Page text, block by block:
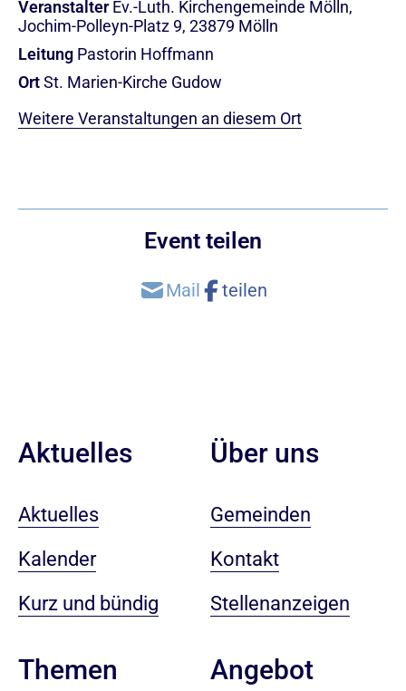
Veranstalter Ev.-Luth. Kirchengemeinde Mölln,
Jochim-Polleyn-Platz 9, 23879 Mölln
Leitung Pastorin Hoffmann
OrtSt. Marien-Kirche Gudow
Weitere Veranstaltungen an diesem Ort
Event teilen
Aktuelles
Aktuelles
Kalender
Kurz und bündig
Themen
Über uns
Gemeinden
Kontakt
Stellenanzeigen
Angebot